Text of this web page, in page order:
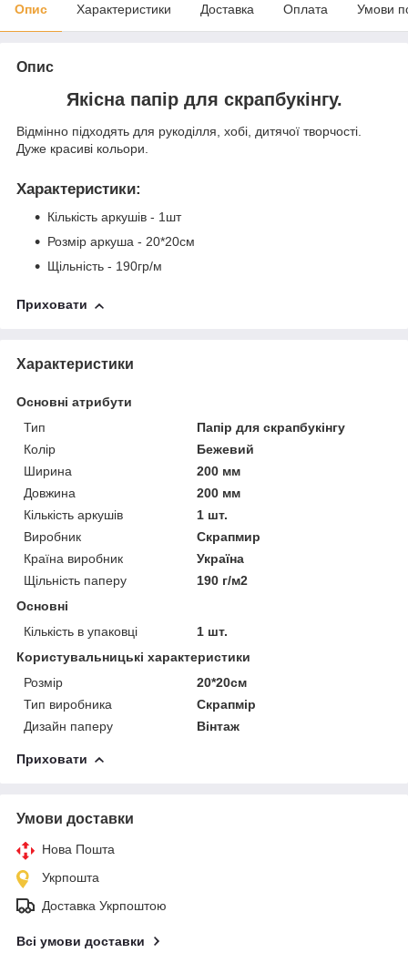
Опис Характеристики Доставка Оплата Умови
Опис
Якісна папір для скрапбукінгу.
Відмінно підходять для рукоділля, хобі, дитячої творчості.
Дуже красиві кольори.
Характеристики:
Кількість аркушів - 1шт
Розмір аркуша - 20*20см
Щільність - 190гр/м
Приховати
Характеристики
Основні атрибути
Тип
Папір для скрапбукінгу
Колір
Бежевий
Ширина
200 мм
Довжина
200 мм
Кількість аркушів
1 шт.
Виробник
Скрапмир
Країна виробник
Україна
Щільність паперу
190 г/м2
Основні
Кількість в упаковці
1 шт.
Користувальницькі характеристики
Розмір
20*20см
Тип виробника
Скрапмір
Дизайн паперу
Вінтаж
Приховати
Умови доставки
Нова Пошта
Укрпошта
Доставка Укрпоштою
Всі умови доставки